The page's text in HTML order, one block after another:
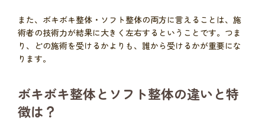
また、ボキボキ整体・ソフト整体の両方に言えることは、施
術者の技術力が結果に大きく左右するということです。つま
り、どの施術を受けるかよりも、誰から受けるかが重要にな
ります。
ボキボキ整体とソフト整体の違いと特
徴は？